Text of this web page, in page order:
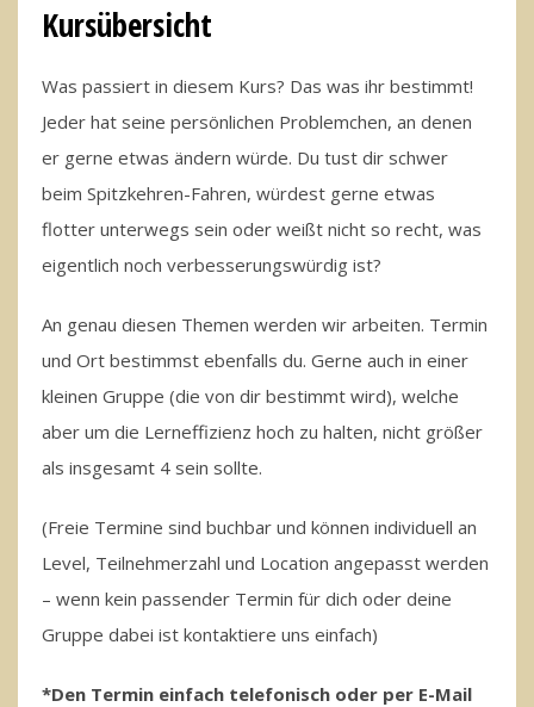
Kursübersicht
Was passiert in diesem Kurs? Das was ihr bestimmt!
Jeder hat seine persönlichen Problemchen, an denen
er gerne etwas ändern würde. Du tust dir schwer
beim Spitzkehren-Fahren, würdest gerne etwas
flotter unterwegs sein oder weißt nicht so recht, was
eigentlich noch verbesserungswürdig ist?
An genau diesen Themen werden wir arbeiten. Termin
und Ort bestimmst ebenfalls du. Gerne auch in einer
kleinen Gruppe (die von dir bestimmt wird), welche
aber um die Lerneffizienz hoch zu halten, nicht größer
als insgesamt 4 sein sollte.
(Freie Termine sind buchbar und können individuell an
Level, Teilnehmerzahl und Location angepasst werden
– wenn kein passender Termin für dich oder deine
Gruppe dabei ist kontaktiere uns einfach)
*Den Termin einfach telefonisch oder per E-Mail